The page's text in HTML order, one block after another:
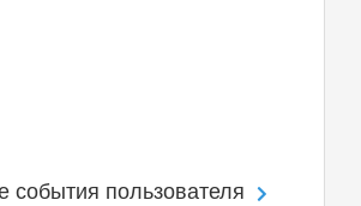
события пользователя